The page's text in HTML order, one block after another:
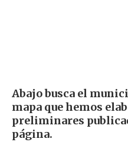
Abajo busca el
mapa que hemos
preliminares
página.